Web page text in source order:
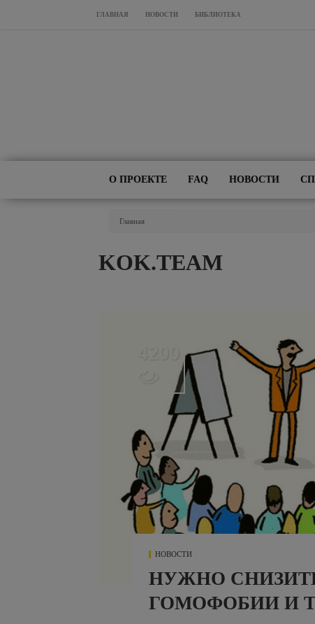
Перейти к основному содержанию
ГЛАВНАЯ НОВОСТИ БИБЛИОТЕКА
О ПРОЕКТЕ FAQ НОВОСТИ
Главная
KOK.TEAM
НОВОСТИ
НУЖНО
ГОМОФОБИИ И